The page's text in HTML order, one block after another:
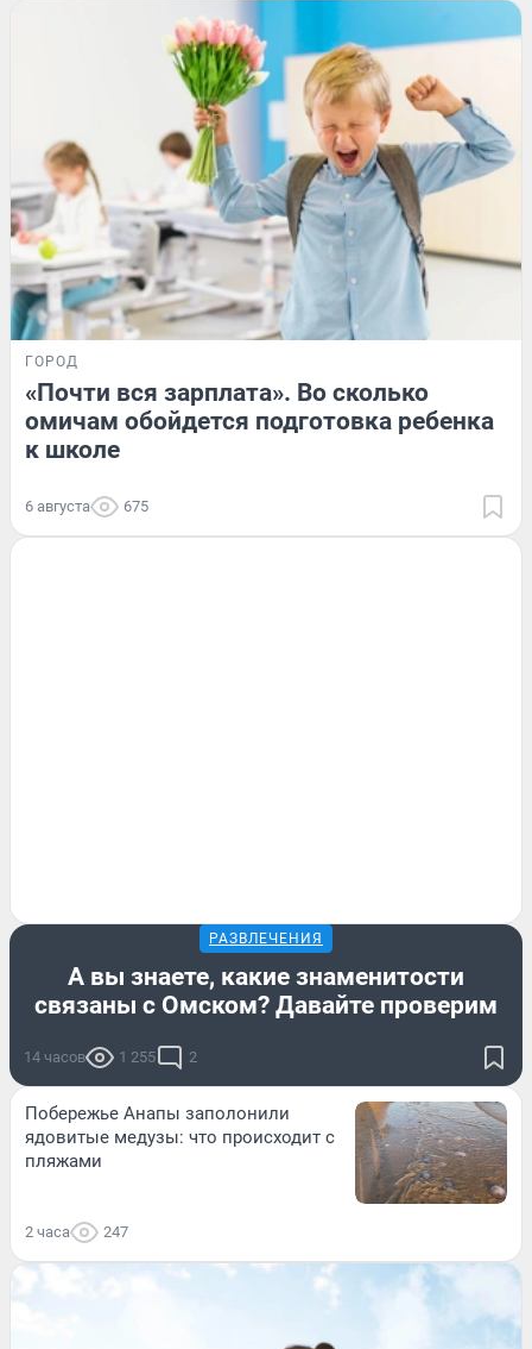
ГОРОД
«Почти вся зарплата». Во сколько
омичам обойдется подготовка ребенка
к школе
6 августа 675
РАЗВЛЕЧЕНИЯ
А вы знаете, какие знаменитости
связаны с Омском? Давайте проверим
14 часов 1 255 2
Побережье Анапы заполонили
ядовитые медузы: что происходит с
пляжами
2 часа 247